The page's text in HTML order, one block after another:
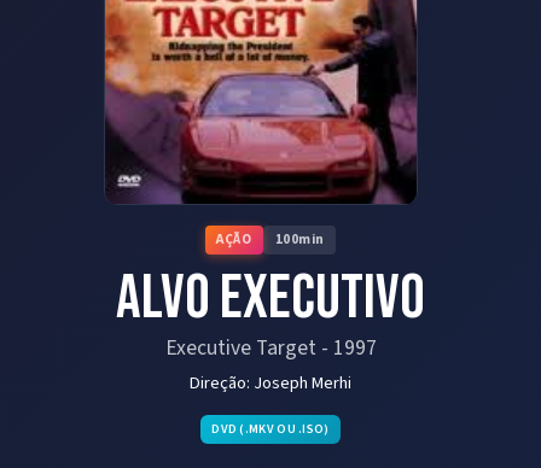
AÇÃO 100min
Alvo Executivo
Executive Target - 1997
Direção: Joseph Merhi
DVD (.MKV OU .ISO)